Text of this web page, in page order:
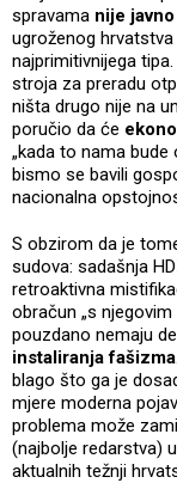
spravama nije
ugroženog
najprimitivnijega
stroja za preradu
ništa drugo nije na
poručio da će
„kada to nama bude
bismo se bavili
nacionalna
S obzirom da je
sudova: sadašnja
retroaktivna
obračun „s
pouzdano nemaju
instaliranja fašizma
blago što ga je
mjere moderna
problema može
(najbolje redarstva)
aktualnih težnji